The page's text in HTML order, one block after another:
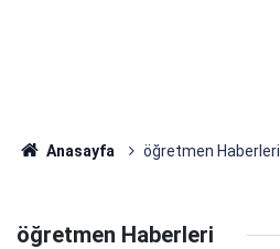
Anasayfa öğretmen Haberleri
öğretmen Haberleri